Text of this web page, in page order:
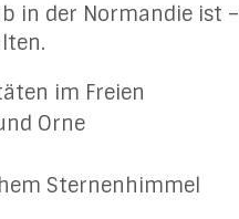
in der Normandie ist –
im Freien
Orne
Sternenhimmel